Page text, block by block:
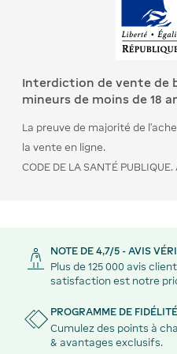
Interdiction de vente de
mineurs de moins de 18
La preuve de majorité de
la vente en ligne.
CODE DE LA SANTÉ
NOTE DE 4,7/5 - AVIS
Plus de 125 000 avis
satisfaction est notre
PROGRAMME DE FIDÉLITÉ
Cumulez des points à
& avantages exclusifs.